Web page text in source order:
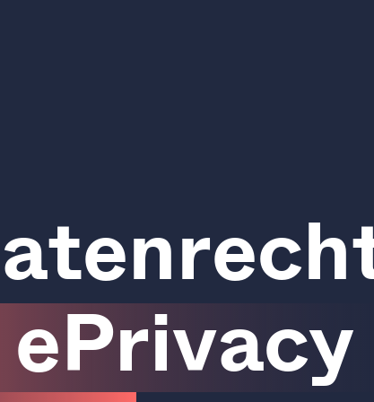
atenrech
ePrivacy